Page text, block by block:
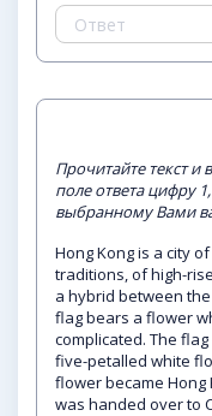
Прочитайте текст
поле ответа цифру
выбранному Вами
Hong Kong is a city
traditions, of high-
a hybrid between
flag bears a flower
complicated. The
five-petalled white
flower became
was handed over to